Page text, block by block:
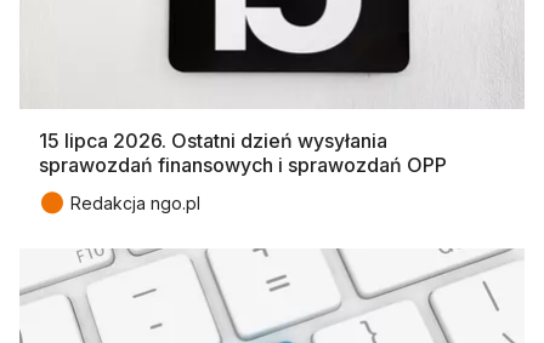
15 lipca 2026. Ostatni dzień wysyłania
sprawozdań finansowych i sprawozdań OPP
● Redakcja ngo.pl